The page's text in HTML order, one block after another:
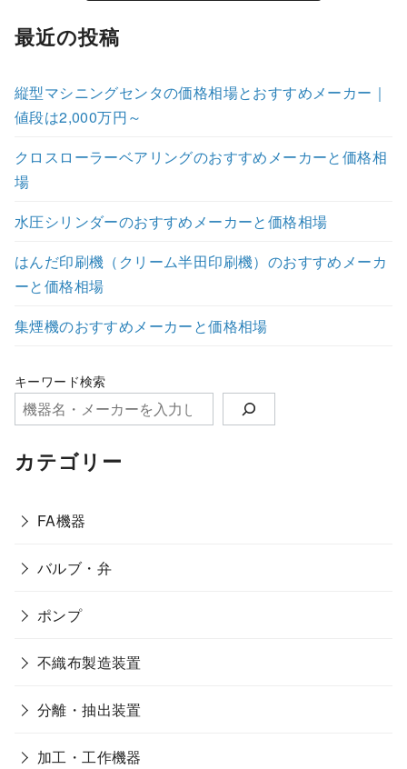
最近の投稿
縦型マシニングセンタの価格相場とおすすめメーカー｜
値段は2,000万円～
クロスローラーベアリングのおすすめメーカーと価格相
場
水圧シリンダーのおすすめメーカーと価格相場
はんだ印刷機（クリーム半田印刷機）のおすすめメーカ
ーと価格相場
集煙機のおすすめメーカーと価格相場
キーワード検索
カテゴリー
FA機器
バルブ・弁
ポンプ
不織布製造装置
分離・抽出装置
加工・工作機器